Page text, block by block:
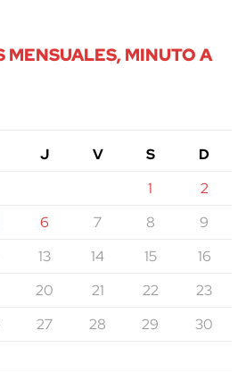
MENSUALES, MINUTO A
J V S
D
1
2
6 7 8
9
13 14 15
16
20 21 22
23
27 28 29
30